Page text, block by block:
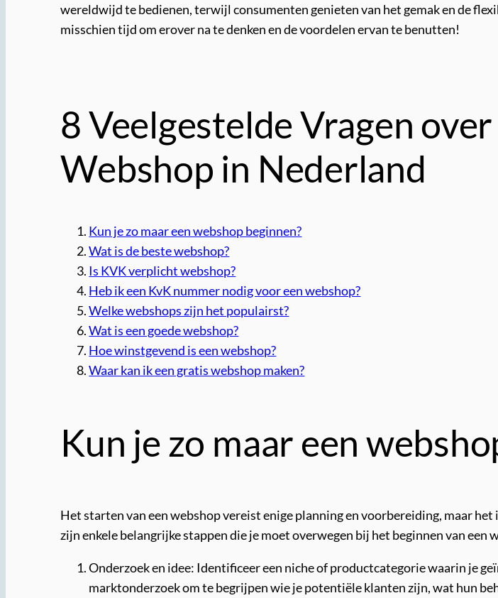
wereldwijd te bedienen, terwijl consumenten genieten van het gemak en de
misschien tijd om erover na te denken en de voordelen ervan te benutten!
8 Veelgestelde Vragen
Webshop in Nederland
Kun je zo maar een webshop beginnen?
Wat is de beste webshop?
Is KVK verplicht webshop?
Heb ik een KvK nummer nodig voor een webshop?
Welke webshops zijn het populairst?
Wat is een goede webshop?
Hoe winstgevend is een webshop?
Waar kan ik een gratis webshop maken?
Kun je zo maar een
Het starten van een webshop vereist enige planning en voorbereiding, maar
zijn enkele belangrijke stappen die je moet overwegen bij het beginnen van een
Onderzoek en idee: Identificeer een niche of productcategorie waarin je
marktonderzoek om te begrijpen wie je potentiële klanten zijn, wat hun